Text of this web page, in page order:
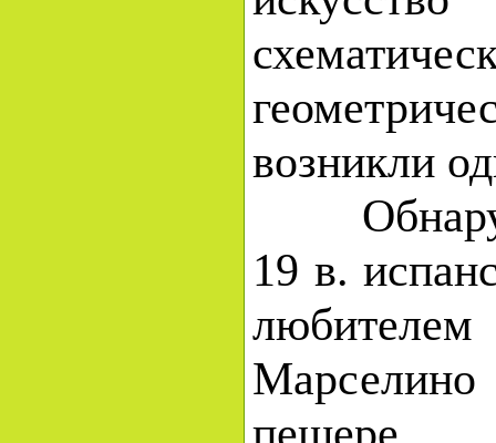
возникли
19 в.